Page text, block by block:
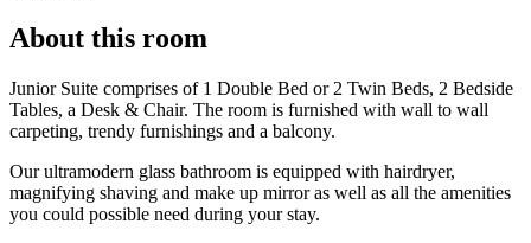
About this room
Junior Suite comprises of 1 Double Bed or 2 Twin Beds, 2 Bedside
Tables, a Desk & Chair. The room is furnished with wall to wall
carpeting, trendy furnishings and a balcony.
Our ultramodern glass bathroom is equipped with hairdryer,
magnifying shaving and make up mirror as well as all the amenities
you could possible need during your stay.